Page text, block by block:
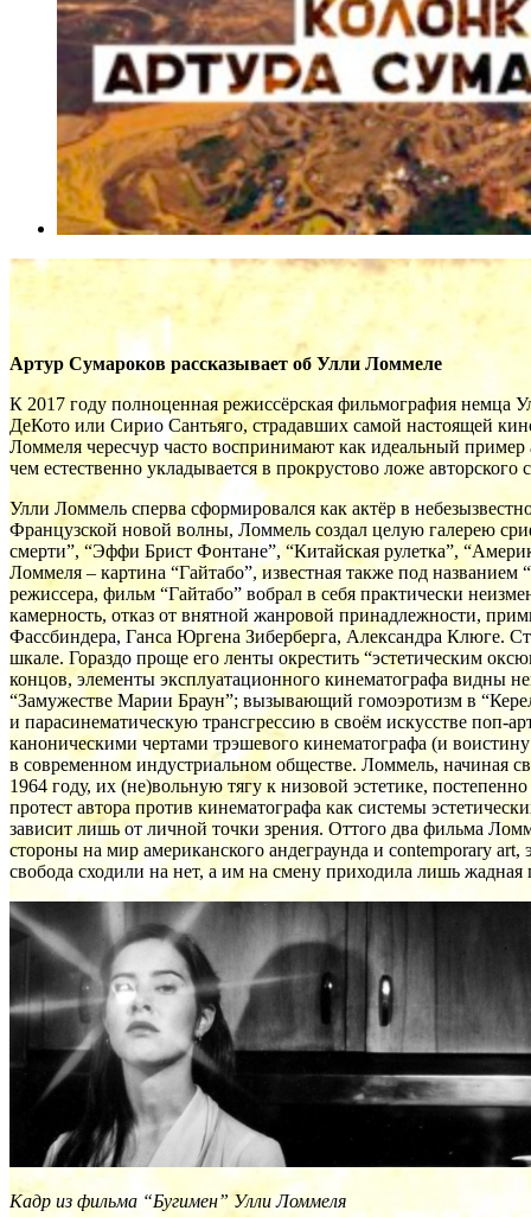
Артур Сумароков рассказывает об Улли Ломмеле
К 2017 году полноценная режиссёрская фильмография немца
ДеКото или Сирио Сантьяго, страдавших самой настоящей
Ломмеля чересчур часто воспринимают как идеальный
чем естественно укладывается в прокрустово ложе авторского
Улли Ломмель сперва сформировался как актёр в
Французской новой волны, Ломмель создал целую галерею
смерти”, “Эффи Брист Фонтане”, “Китайская рулетка”,
Ломмеля – картина “Гайтабо”, известная также под
режиссера, фильм “Гайтабо” вобрал в себя практически
камерность, отказ от внятной жанровой принадлежности,
Фассбиндера, Ганса Юргена Зиберберга, Александра Клюге.
шкале. Гораздо проще его ленты окрестить “эстетическим
концов, элементы эксплуатационного кинематографа видны
“Замужестве Марии Браун”; вызывающий гомоэротизм в
и парасинематическую трансгрессию в своём искусстве
каноническими чертами трэшевого кинематографа (и
в современном индустриальном обществе. Ломмель, начиная
1964 году, их (не)вольную тягу к низовой эстетике,
протест автора против кинематографа как системы
зависит лишь от личной точки зрения. Оттого два фильма
стороны на мир американского андеграунда и contemporary
свобода сходили на нет, а им на смену приходила лишь жадная
Кадр из фильма “Бугимен” Улли Ломмеля